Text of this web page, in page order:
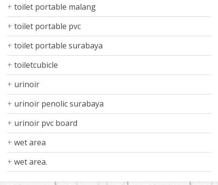
toilet portable malang
toilet portable pvc
toilet portable surabaya
toiletcubicle
urinoir
urinoir penolic surabaya
urinoir pvc board
wet area
wet area.